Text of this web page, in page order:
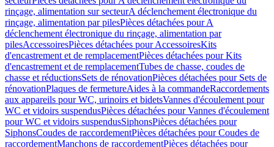
rinçage, alimentation sur secteurA déclenchement électronique du
rinçage, alimentation par pilesPièces détachées pour A
déclenchement électronique du rinçage, alimentation par
pilesAccessoiresPièces détachées pour AccessoiresKits
d'encastrement et de remplacementPièces détachées pour Kits
d'encastrement et de remplacementTubes de chasse, coudes de
chasse et réductionsSets de rénovationPièces détachées pour Sets de
rénovationPlaques de fermetureAides à la commandeRaccordements
aux appareils pour WC, urinoirs et bidetsVannes d'écoulement pour
WC et vidoirs suspendusPièces détachées pour Vannes d'écoulement
pour WC et vidoirs suspendusSiphonsPièces détachées pour
SiphonsCoudes de raccordementPièces détachées pour Coudes de
raccordementManchons de raccordementPièces détachées pour